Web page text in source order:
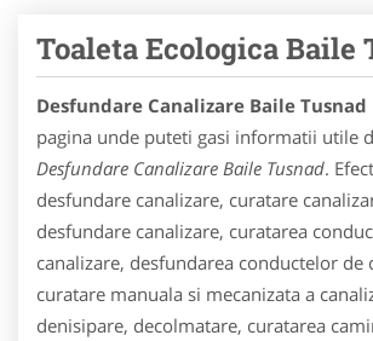
Toaleta Ecologica Baile
Desfundare Canalizare Baile Tusnad
pagina unde puteti gasi informatii utile
Desfundare Canalizare Baile Tusnad.
desfundare canalizare, curatare
desfundare canalizare, curatarea
canalizare, desfundarea conductelor de
curatare manuala si mecanizata a
denisipare, decolmatare, curatarea